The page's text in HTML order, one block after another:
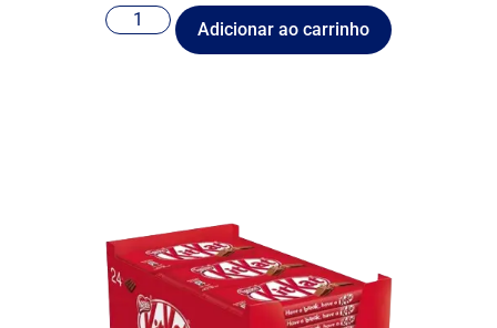
Adicionar ao carrinho